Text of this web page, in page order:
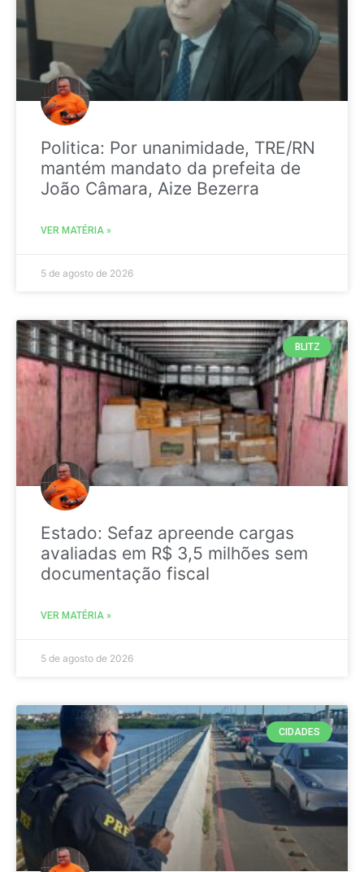
Politica: Por unanimidade, TRE/RN
mantém mandato da prefeita de
João Câmara, Aize Bezerra
VER MATÉRIA »
5 de agosto de 2026
BLITZ
Estado: Sefaz apreende cargas
avaliadas em R$ 3,5 milhões sem
documentação fiscal
VER MATÉRIA »
5 de agosto de 2026
CIDADES